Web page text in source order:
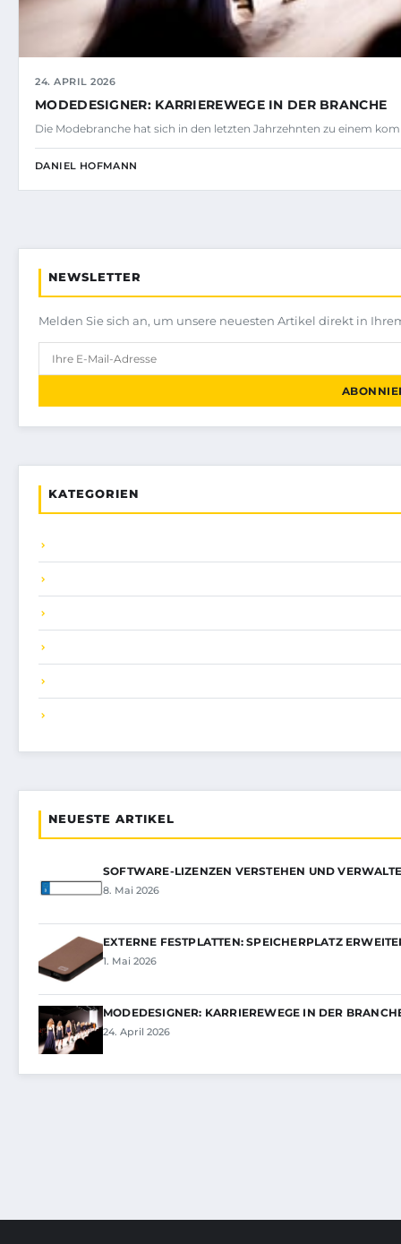
24. APRIL 2026
MODEDESIGNER: KARRIEREWEGE IN DER BRANCHE
Die Modebranche hat sich in den letzten Jahrzehnten zu einem
DANIEL HOFMANN
NEWSLETTER
Melden Sie sich an, um unsere neuesten Artikel direkt in
KATEGORIEN
NEUESTE ARTIKEL
SOFTWARE-LIZENZEN VERSTEHEN UND
8. Mai 2026
EXTERNE FESTPLATTEN: SPEICHERPLATZ
1. Mai 2026
MODEDESIGNER: KARRIEREWEGE IN DER
24. April 2026